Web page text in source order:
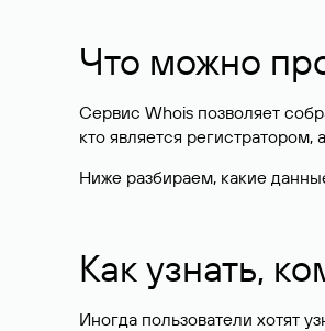
Что можно
Сервис Whois позволяет
кто является регистратором,
Ниже разбираем, какие
Как узнать,
Иногда пользователи хотят